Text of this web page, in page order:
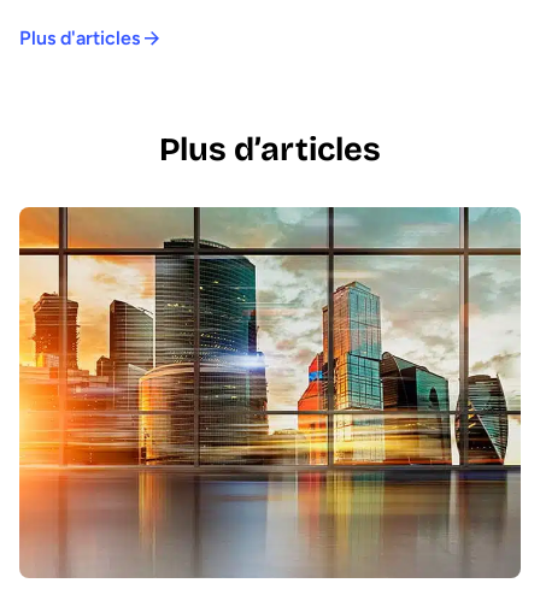
Plus d'articles
Plus d’articles